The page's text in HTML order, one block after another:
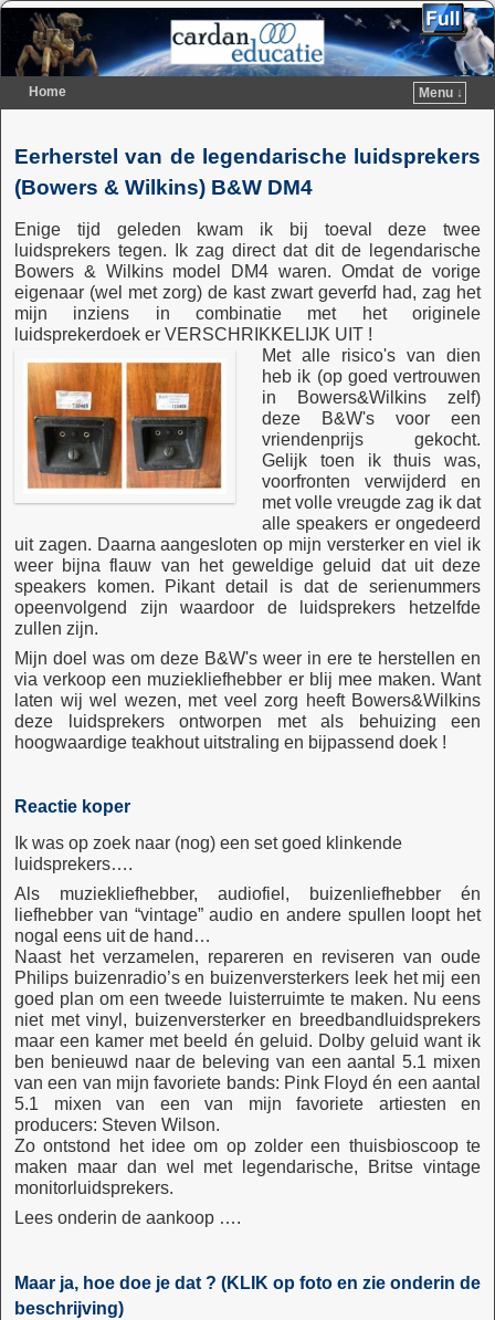
Home
Menu ↓
Eerherstel van de legendarische luidsprekers
(Bowers & Wilkins) B&W DM4
Enige tijd geleden kwam ik bij toeval deze twee
luidsprekers tegen. Ik zag direct dat dit de legendarische
Bowers & Wilkins model DM4 waren. Omdat de vorige
eigenaar (wel met zorg) de kast zwart geverfd had, zag het
mijn inziens in combinatie met het originele
luidsprekerdoek er VERSCHRIKKELIJK UIT !
Met alle risico's van dien
heb ik (op goed vertrouwen
in Bowers&Wilkins zelf)
deze B&W's voor een
vriendenprijs gekocht.
Gelijk toen ik thuis was,
voorfronten verwijderd en
met volle vreugde zag ik dat
alle speakers er ongedeerd
uit zagen. Daarna aangesloten op mijn versterker en viel ik
weer bijna flauw van het geweldige geluid dat uit deze
speakers komen. Pikant detail is dat de serienummers
opeenvolgend zijn waardoor de luidsprekers hetzelfde
zullen zijn.
Mijn doel was om deze B&W's weer in ere te herstellen en
via verkoop een muziekliefhebber er blij mee maken. Want
laten wij wel wezen, met veel zorg heeft Bowers&Wilkins
deze luidsprekers ontworpen met als behuizing een
hoogwaardige teakhout uitstraling en bijpassend doek !
Reactie koper
Ik was op zoek naar (nog) een set goed klinkende
luidsprekers….
Als muziekliefhebber, audiofiel, buizenliefhebber én
liefhebber van “vintage” audio en andere spullen loopt het
nogal eens uit de hand…
Naast het verzamelen, repareren en reviseren van oude
Philips buizenradio’s en buizenversterkers leek het mij een
goed plan om een tweede luisterruimte te maken. Nu eens
niet met vinyl, buizenversterker en breedbandluidsprekers
maar een kamer met beeld én geluid. Dolby geluid want ik
ben benieuwd naar de beleving van een aantal 5.1 mixen
van een van mijn favoriete bands: Pink Floyd én een aantal
5.1 mixen van een van mijn favoriete artiesten en
producers: Steven Wilson.
Zo ontstond het idee om op zolder een thuisbioscoop te
maken maar dan wel met legendarische, Britse vintage
monitorluidsprekers.
Lees onderin de aankoop ….
Maar ja, hoe doe je dat ? (KLIK op foto en zie onderin de
beschrijving)